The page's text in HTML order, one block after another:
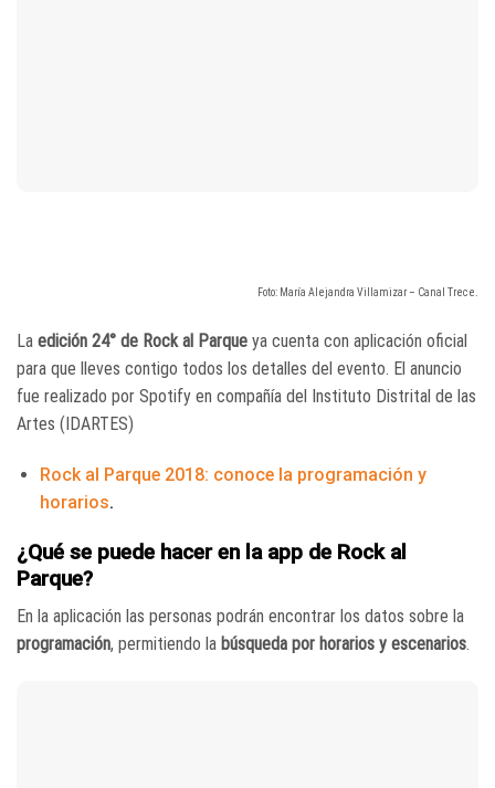
Foto: María Alejandra Villamizar – Canal Trece.
La edición 24° de Rock al Parque ya cuenta con aplicación oficial
para que lleves contigo todos los detalles del evento. El anuncio
fue realizado por Spotify en compañía del Instituto Distrital de las
Artes (IDARTES)
Rock al Parque 2018: conoce la programación y
horarios.
¿Qué se puede hacer en la app de Rock al
Parque?
En la aplicación las personas podrán encontrar los datos sobre la
programación, permitiendo la búsqueda por horarios y escenarios.